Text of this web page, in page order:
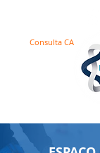
Consulta CA